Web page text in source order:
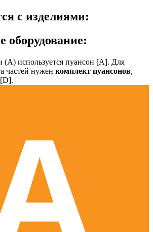
с изделиями:
оборудование:
(А) используется пуансон [А]. Для
частей нужен комплект пуансонов,